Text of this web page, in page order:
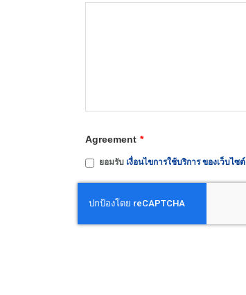
Agreement *
ยอมรับ เงื่อนไขการใช้บริการ ของเว็บไซต์